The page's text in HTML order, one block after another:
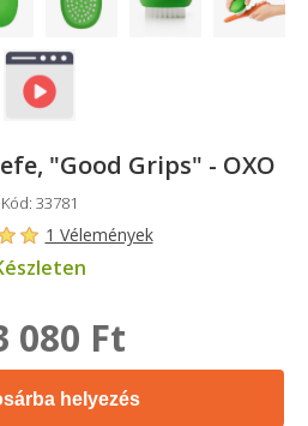
"Good Grips" - OXO
Kód: 33781
1 Vélemények
080 Ft
helyezés